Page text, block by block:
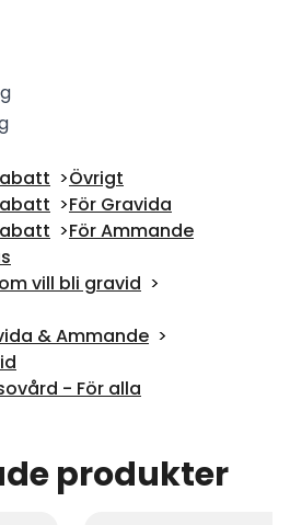
Övrigt
För Gravida
För Ammande
vill bli gravid
& Ammande
- För alla
produkter